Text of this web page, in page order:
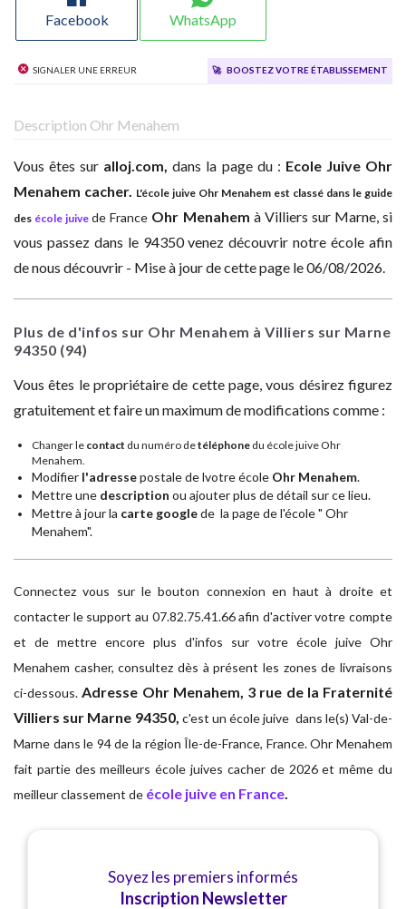
Facebook WhatsApp
Signaler une erreur 🚀 Boostez votre établissement
Description Ohr Menahem
Vous êtes sur alloj.com,dans la page du : Ecole Juive Ohr
Menahem cacher. L'école juive Ohr Menahem est classé dans le guide
des école juive de France Ohr Menahem à Villiers sur Marne, si
vous passez dans le 94350 venez découvrir notre école afin
de nous découvrir - Mise à jour de cette page le 06/08/2026.
Plus de d'infos sur Ohr Menahem à Villiers sur Marne
94350 (94)
Vous êtes le propriétaire de cette page, vous désirez figurez
gratuitement et faire un maximum de modifications comme :
Changer le contact du numéro detéléphone du école juive Ohr
Menahem.
Modifier l'adressepostale de lvotre école Ohr Menahem.
Mettre une description ou ajouter plus de détail sur ce lieu.
Mettre à jour la carte googlede la page de l'école " Ohr
Menahem".
Connectez vous sur le bouton connexion en haut à droite et
contacter le support au 07.82.75.41.66 afin d'activer votre compte
et de mettre encore plus d'infos sur votre école juive Ohr
Menahem casher, consultez dès à présent les zones de livraisons
ci-dessous.Adresse Ohr Menahem, 3 rue de la Fraternité
Villiers sur Marne 94350, c'est un école juive dans le(s) Val-de-
Marne dans le 94 de la région Île-de-France, France. Ohr Menahem
fait partie des meilleurs école juives cacher de 2026 et même du
meilleur classement de école juive en France
Soyez les premiers informés
Inscription Newsletter